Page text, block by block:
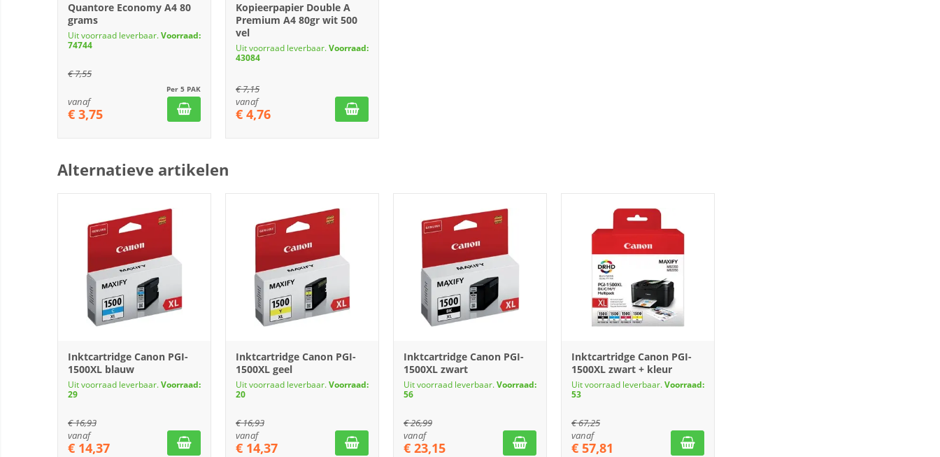
Quantore Economy A4 80
grams
Uit voorraad leverbaar.Voorraad:
74744
€7,55
Per 5 PAK
vanaf
€ 3,75
Kopieerpapier Double A
Premium A4 80gr wit 500
vel
Uit voorraad leverbaar.Voorraad:
43084
€7,15
vanaf
€ 4,76
Alternatieve artikelen
Inktcartridge Canon PGI-
1500XL blauw
Uit voorraad leverbaar.Voorraad:
29
€16,93
vanaf
€ 14,37
Inktcartridge Canon PGI-
1500XL geel
Uit voorraad leverbaar.Voorraad:
20
€16,93
vanaf
€ 14,37
Inktcartridge Canon PGI-
1500XL zwart
Uit voorraad leverbaar.Voorraad:
56
€26,99
vanaf
€ 23,15
Inktcartridge Canon PGI-
1500XL zwart + kleur
Uit voorraad leverbaar.Voorraad:
53
€67,25
vanaf
€ 57,81